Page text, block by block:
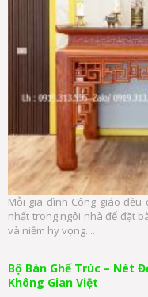
Mỗi gia đình Công giáo
nhất trong ngôi nhà để đặt
và niềm hy vọng....
Bộ Bàn Ghế Trúc – Nét
Không Gian Việt